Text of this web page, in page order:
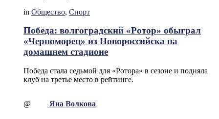
in Общество, Спорт
Победа: волгоградский «Ротор» обыграл
«Черноморец» из Новороссийска на
домашнем стадионе
Победа стала седьмой для «Ротора» в сезоне и подняла
клуб на третье место в рейтинге.
@ Яна Волкова